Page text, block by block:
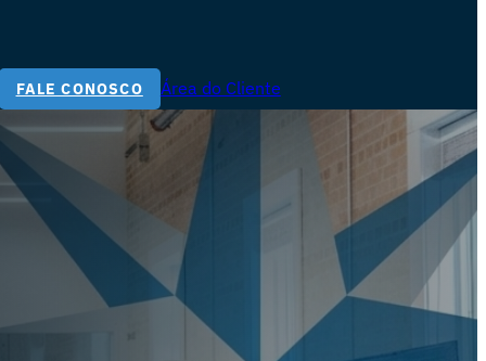
FALE CONOSCO Área do Cliente